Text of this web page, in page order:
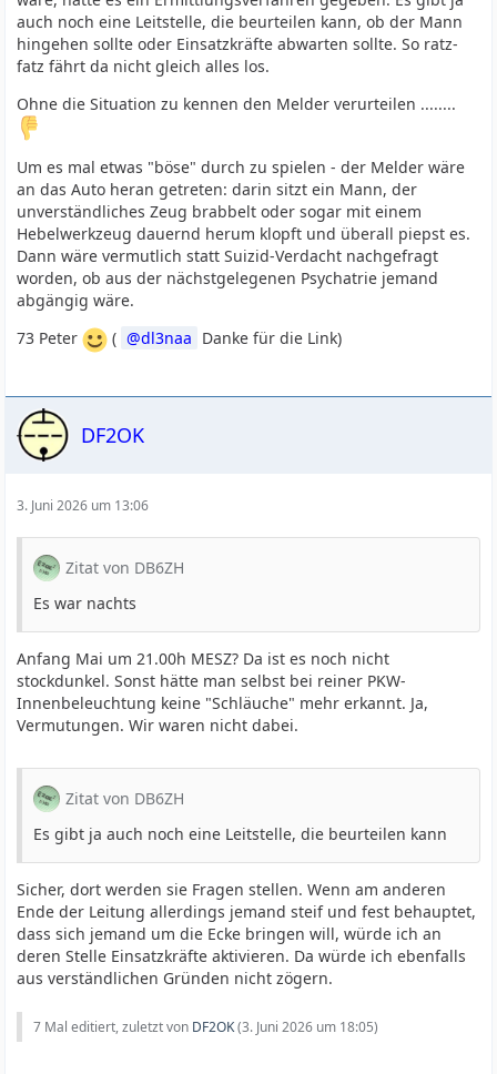
auch noch eine Leitstelle, die beurteilen kann, ob der Mann
hingehen sollte oder Einsatzkräfte abwarten sollte. So ratz-
fatz fährt da nicht gleich alles los.
Ohne die Situation zu kennen den Melder verurteilen ........
Um es mal etwas "böse" durch zu spielen - der Melder wäre
an das Auto heran getreten: darin sitzt ein Mann, der
unverständliches Zeug brabbelt oder sogar mit einem
Hebelwerkzeug dauernd herum klopft und überall piepst es.
Dann wäre vermutlich statt Suizid-Verdacht nachgefragt
worden, ob aus der nächstgelegenen Psychatrie jemand
abgängig wäre.
73 Peter
( dl3naa Danke für die Link)
DF2OK
3. Juni 2026 um 13:06
Zitat von DB6ZH
Es war nachts
Anfang Mai um 21.00h MESZ? Da ist es noch nicht
stockdunkel. Sonst hätte man selbst bei reiner PKW-
Innenbeleuchtung keine "Schläuche" mehr erkannt. Ja,
Vermutungen. Wir waren nicht dabei.
Zitat von DB6ZH
Es gibt ja auch noch eine Leitstelle, die beurteilen kann
Sicher, dort werden sie Fragen stellen. Wenn am anderen
Ende der Leitung allerdings jemand steif und fest behauptet,
dass sich jemand um die Ecke bringen will, würde ich an
deren Stelle Einsatzkräfte aktivieren. Da würde ich ebenfalls
aus verständlichen Gründen nicht zögern.
7 Mal editiert, zuletzt von DF2OK(3. Juni 2026 um 18:05)